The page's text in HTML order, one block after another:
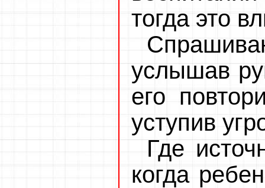
тогда это
услышав
его
уступив
Где
когда